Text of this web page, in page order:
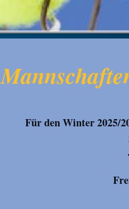
Für den Winter 2025/